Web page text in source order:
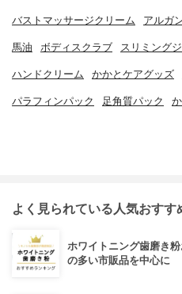
バストマッサージクリーム アルガ
馬油 ボディスクラブ スリミング
ハンドクリーム かかとケアグッズ
パラフィンパック 足角質パック
よく見られている人気おすす
ホワイトニング歯磨き
の多い市販品を中心に